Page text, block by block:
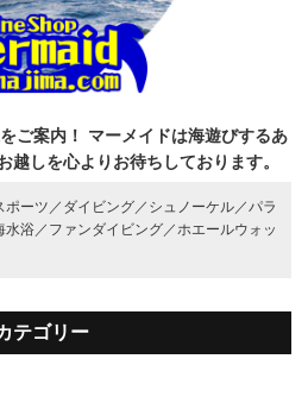
ご案内！
マーメイドは海遊びするあ
越しを心よりお待ちしております。
ポーツ／ ダイビング／ シュノーケル／ パラ
水浴／ ファンダイビング／ ホエールウォッ
テゴリー